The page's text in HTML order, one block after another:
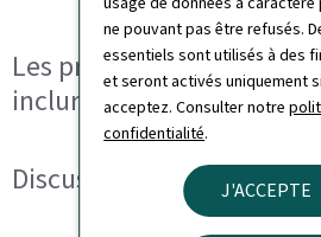
ne pouvant pas être refusés.
essentiels sont utilisés à des
et seront activés uniquement
acceptez. Consulter notre
confidentialité.
J'ACCEPTE
Les prestations,
inclure dans les soins
Discussion et Perspectives